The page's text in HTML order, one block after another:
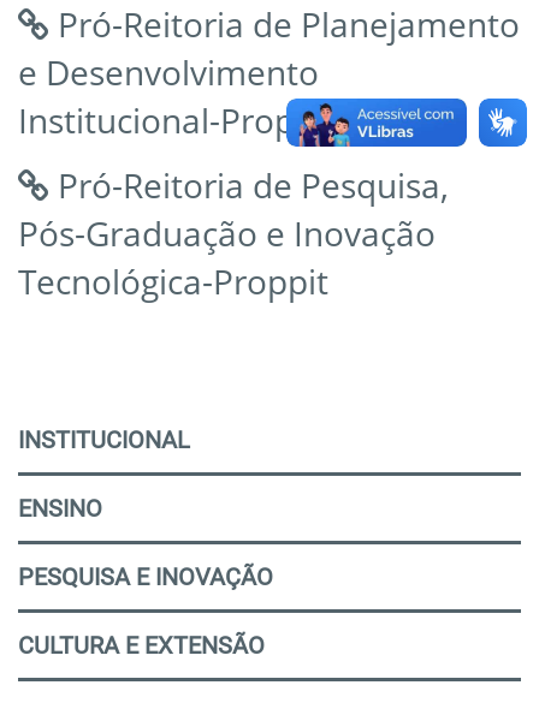
Pró-Reitoria de Planejamento
e Desenvolvimento
Institucional-Proplan
Pró-Reitoria de Pesquisa,
Pós-Graduação e Inovação
Tecnológica-Proppit
INSTITUCIONAL
ENSINO
PESQUISA E INOVAÇÃO
CULTURA E EXTENSÃO